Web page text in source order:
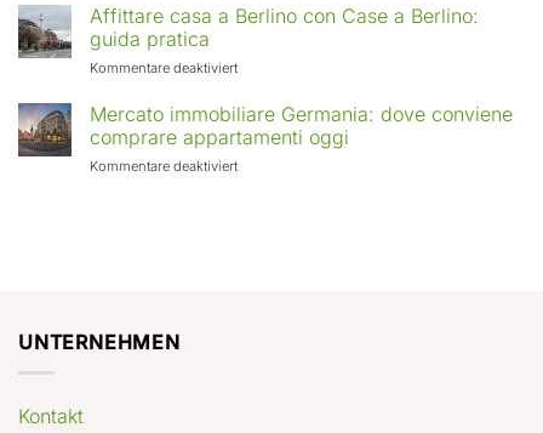
in
Europa:
in
crescita
rendimenti
Affittare casa a Berlino con Case a Berlino:
guida pratica
Kommentare deaktiviertfür
casa
a
Berlino
con
Mercato immobiliare Germania: dove conviene
comprare appartamenti oggi
Kommentare deaktiviertfür
UNTERNEHMEN
Kontakt